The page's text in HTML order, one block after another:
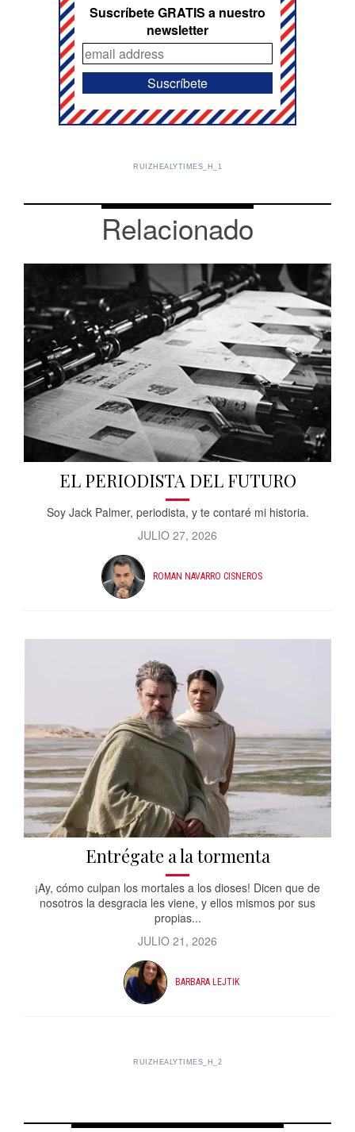
Suscríbete GRATIS a nuestro
newsletter
RUIZHEALYTIMES_H_1
Relacionado
EL PERIODISTA DEL FUTURO
Soy Jack Palmer, periodista, y te contaré mi historia.
JULIO 27, 2026
ROMAN NAVARRO CISNEROS
Entrégate a la tormenta
¡Ay, cómo culpan los mortales a los dioses! Dicen que de
nosotros la desgracia les viene, y ellos mismos por sus
propias...
JULIO 21, 2026
BARBARA LEJTIK
RUIZHEALYTIMES_H_2